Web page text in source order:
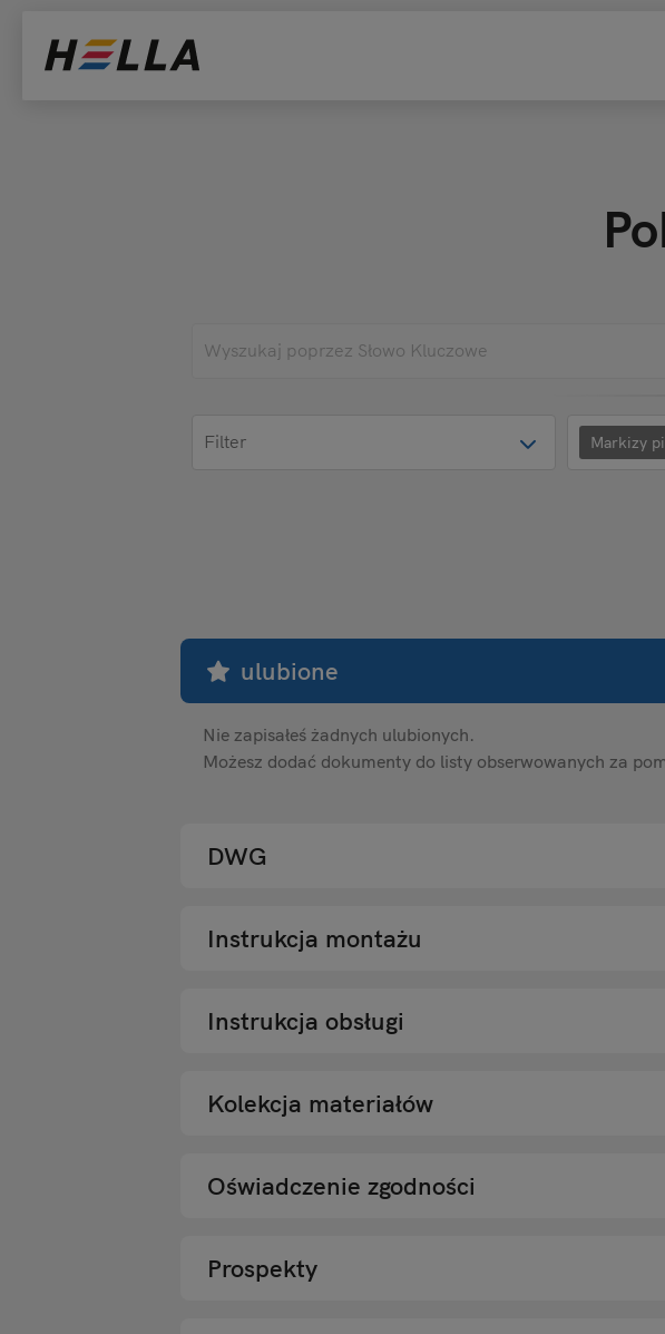
Markizy
ulubione
Nie zapisałeś żadnych ulubionych.
Możesz dodać dokumenty do listy obserwowanych za
DWG
Instrukcja montażu
Instrukcja obsługi
Kolekcja materiałów
Oświadczenie zgodności
Prospekty